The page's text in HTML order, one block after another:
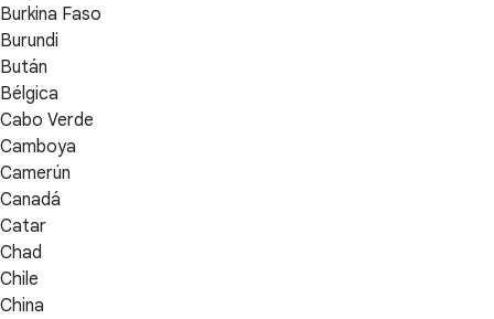
Burkina Faso
Burundi
Bután
Bélgica
Cabo Verde
Camboya
Camerún
Canadá
Catar
Chad
Chile
China